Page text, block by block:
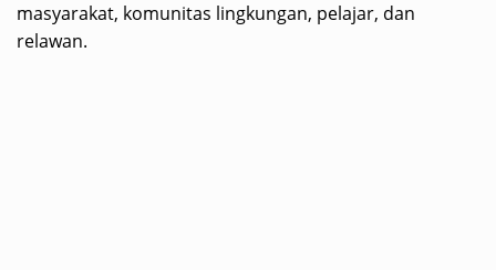
masyarakat, komunitas lingkungan, pelajar, dan
relawan.